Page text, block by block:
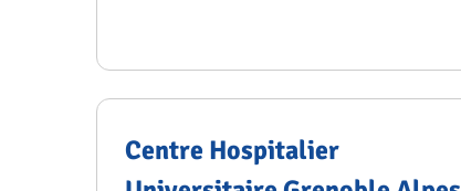
Centre Hospitalier